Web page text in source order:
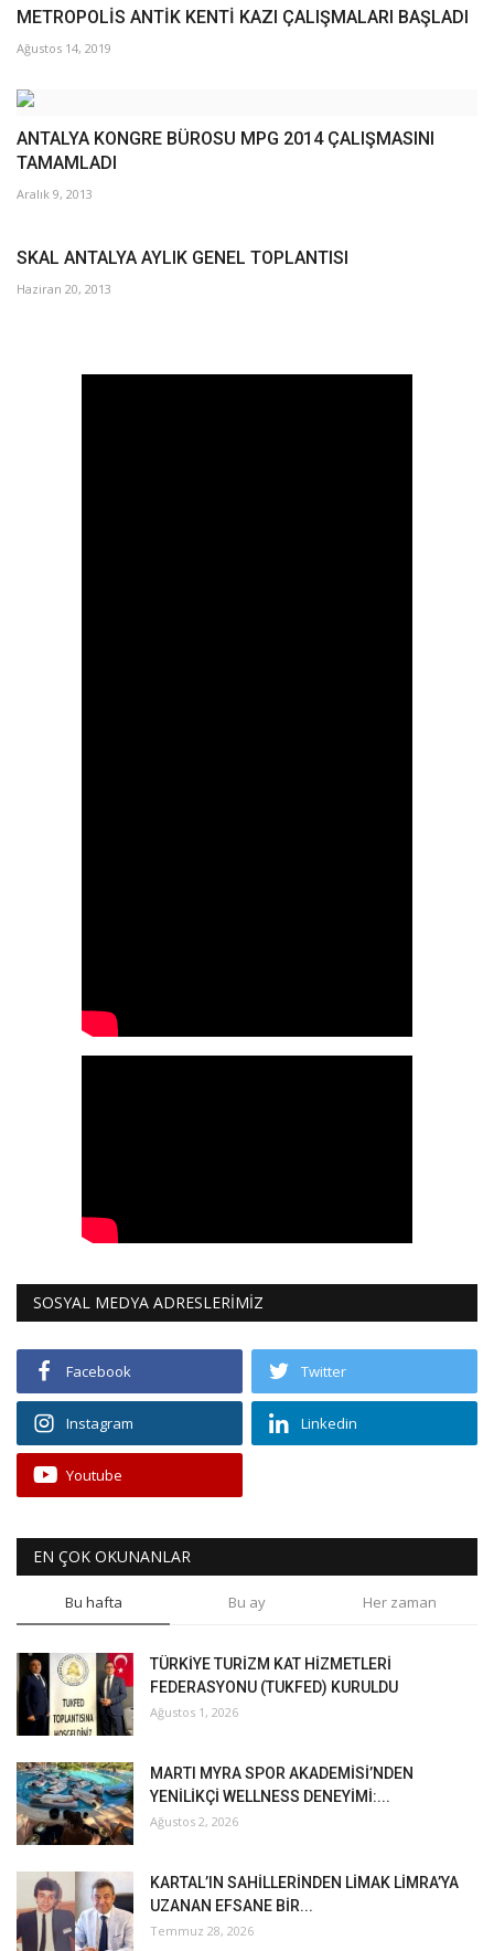
METROPOLİS ANTİK KENTİ KAZI ÇALIŞMALARI BAŞLADI
Ağustos 14, 2019
ANTALYA KONGRE BÜROSU MPG 2014 ÇALIŞMASINI
TAMAMLADI
Aralık 9, 2013
SKAL ANTALYA AYLIK GENEL TOPLANTISI
Haziran 20, 2013
SOSYAL MEDYA ADRESLERİMİZ
Facebook Twitter
Instagram Linkedin
Youtube
EN ÇOK OKUNANLAR
Bu hafta Bu ay Her zaman
TÜRKİYE TURİZM KAT HİZMETLERİ
FEDERASYONU (TUKFED) KURULDU
Ağustos 1, 2026
MARTI MYRA SPOR AKADEMİSİ’NDEN
YENİLİKÇİ WELLNESS DENEYİMİ:...
Ağustos 2, 2026
KARTAL’IN SAHİLLERİNDEN LİMAK LİMRA’YA
UZANAN EFSANE BİR...
Temmuz 28, 2026